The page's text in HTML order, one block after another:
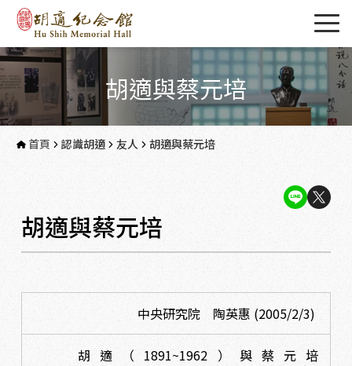
胡適與蔡元培
首頁 認識胡適 友人 胡適與蔡元培
胡適與蔡元培
中央研究院 陶英惠 (2005/2/3)
胡適（1891~1962）與蔡元培